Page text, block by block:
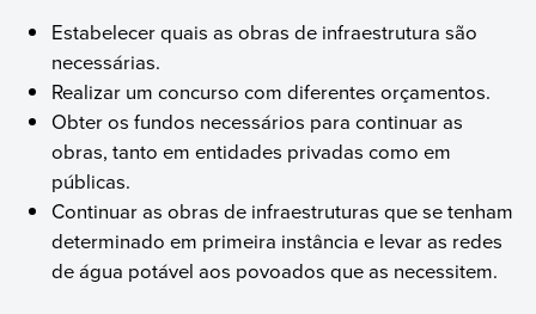
Estabelecer quais as obras de infraestrutura são
necessárias.
Realizar um concurso com diferentes orçamentos.
Obter os fundos necessários para continuar as
obras, tanto em entidades privadas como em
públicas.
Continuar as obras de infraestruturas que se tenham
determinado em primeira instância e levar as redes
de água potável aos povoados que as necessitem.